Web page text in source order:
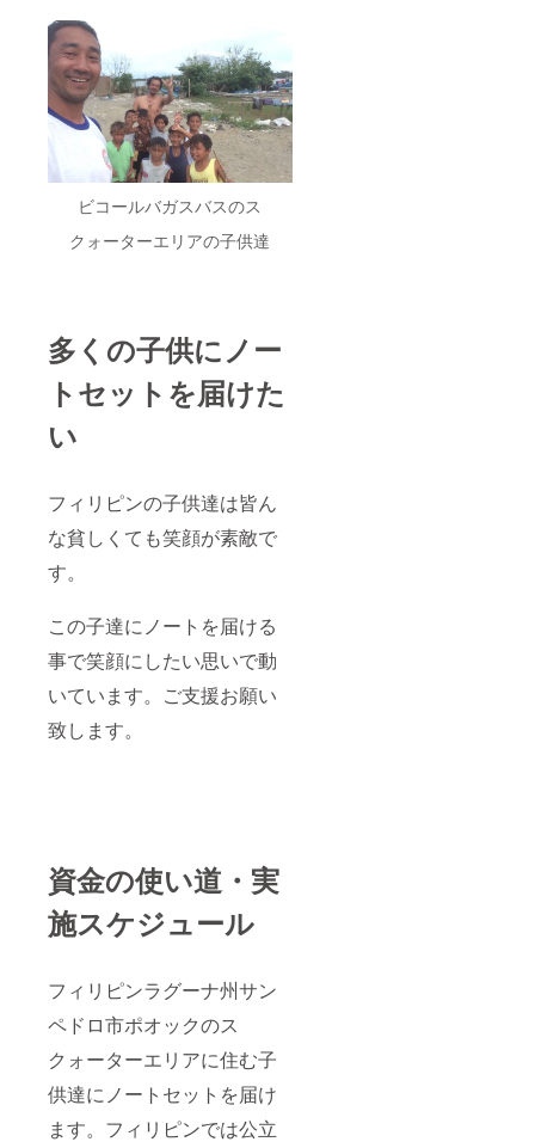
ビコールバガスバスのス
クォーターエリアの子供達
多くの子供にノー
トセットを届けた
い
フィリピンの子供達は皆ん
な貧しくても笑顔が素敵で
す。
この子達にノートを届ける
事で笑顔にしたい思いで動
いています。ご支援お願い
致します。
資金の使い道・実
施スケジュール
フィリピンラグーナ州サン
ペドロ市ポオックのス
クォーターエリアに住む子
供達にノートセットを届け
ます。フィリピンでは公立